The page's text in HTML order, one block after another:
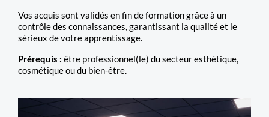
Vos acquis sont validés en fin de formation grâce à un
contrôle des connaissances, garantissant la qualité et le
sérieux de votre apprentissage.
Prérequis : être professionnel(le) du secteur esthétique,
cosmétique ou du bien-être.